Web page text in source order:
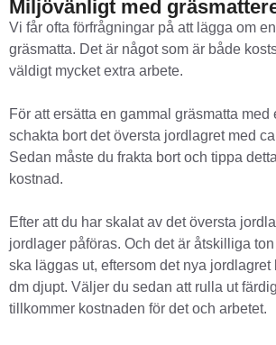
Miljövänligt med
Vi får ofta förfrågningar på att lägga om
gräsmatta. Det är något som är både
väldigt mycket extra arbete.
För att ersätta en gammal gräsmatta med
schakta bort det översta jordlagret med
Sedan måste du frakta bort och tippa
kostnad.
Efter att du har skalat av det översta
jordlager påföras. Och det är åtskilliga
ska läggas ut, eftersom det nya jordlagret
dm djupt. Väljer du sedan att rulla ut
tillkommer kostnaden för det och arbetet.